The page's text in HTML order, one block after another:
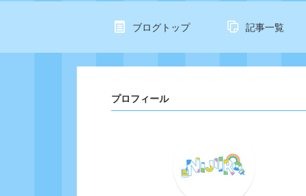
ブログトップ 記事一覧
プロフィール